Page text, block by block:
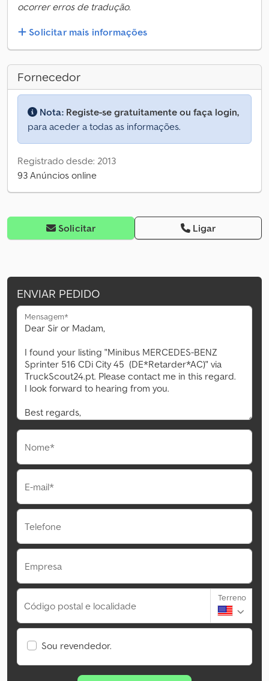
ocorrer erros de tradução.
Solicitar mais informações
Fornecedor
Nota: Registe-se gratuitamente ou faça login,
para aceder a todas as informações.
Registrado desde: 2013
93 Anúncios online
Solicitar Ligar
ENVIAR PEDIDO
Mensagem*
Nome*
E-mail*
Telefone
Empresa
Código postal e localidade
Terreno
Sou revendedor.